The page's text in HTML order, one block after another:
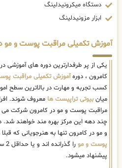
دستگاه میکرونیدلینگ
ابزار مزونیدلینگ
آموزش تکمیلی مراقبت پوست و مو
یکی از پر طرفدارترین دوره های آموزشی
کامرون ، دورهآموزش تکمیلی مراقبت
کسب تجربه و مهارت در بالاترین سطح
میانبیوتی تراپیست ها معروف شوند.
مراقبت پوست و مو در کامرون شرکت می
چند دهه این مرکز بهره مند خواهند
و مو در کامرون تنها به هنرجویانی که
پوست و مو
پیشنهاد میشود.